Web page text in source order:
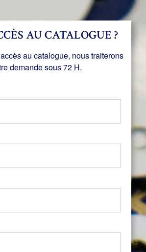
AU CATALOGUE ?
au catalogue, nous traiterons
demande sous 72 H.